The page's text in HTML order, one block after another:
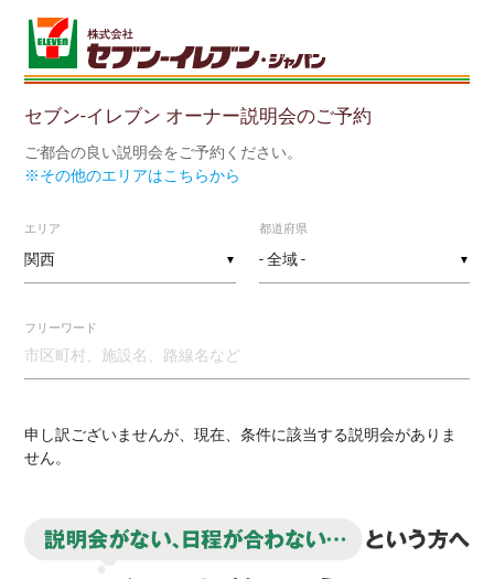
セブン-イレブン オーナー説明会のご予約
ご都合の良い説明会をご予約ください。
※その他のエリアはこちらから
▼
エリア
▼
都道府県
フリーワード
申し訳ございませんが、現在、条件に該当する説明会がありま
せん。